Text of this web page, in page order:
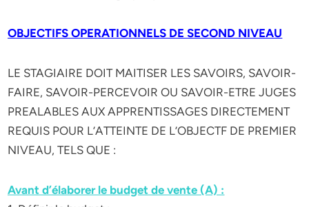
OBJECTIFS OPERATIONNELS DE SECOND NIVEAU
LE STAGIAIRE DOIT MAITISER LES SAVOIRS, SAVOIR-
FAIRE, SAVOIR-PERCEVOIR OU SAVOIR-ETRE JUGES
PREALABLES AUX APPRENTISSAGES DIRECTEMENT
REQUIS POUR L’ATTEINTE DE L’OBJECTF DE PREMIER
NIVEAU, TELS QUE :
Avant d’élaborer le budget de vente (A) :